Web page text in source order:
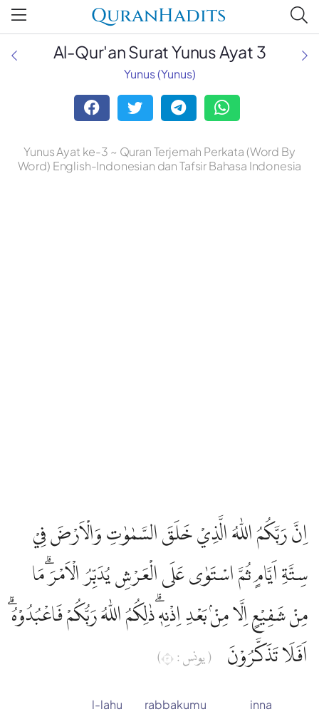
QuranHadits
Al-Qur'an Surat Yunus Ayat 3
Yunus (Yunus)
Yunus Ayat ke-3 ~ Quran Terjemah Perkata (Word By
Word) English-Indonesian dan Tafsir Bahasa Indonesia
اِنَّ رَبَّكُمُ اللّٰهُ الَّذِيْ خَلَقَ السَّمٰوٰتِ وَالْاَرْضَ فِيْ
سِتَّةِ اَيَّامٍ ثُمَّ اسْتَوٰى عَلَى الْعَرْشِ يُدَبِّرُ الْاَمْرَۗ مَا
مِنْ شَفِيْعٍ اِلَّا مِنْۢ بَعْدِ اِذْنِهٖۗ ذٰلِكُمُ اللّٰهُ رَبُّكُمْ فَاعْبُدُوْهُۗ
اَفَلَا تَذَكَّرُوْنَ
( يونس : ٣)
inna
rabbakumu
l-lahu